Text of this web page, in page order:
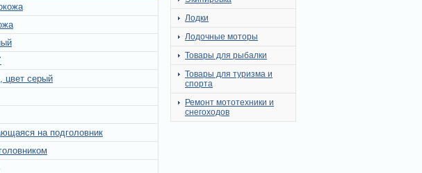
цвет серый
на подголовник
Лодки
Лодочные моторы
Товары для рыбалки
Товары для туризма и
спорта
Ремонт мототехники и
снегоходов